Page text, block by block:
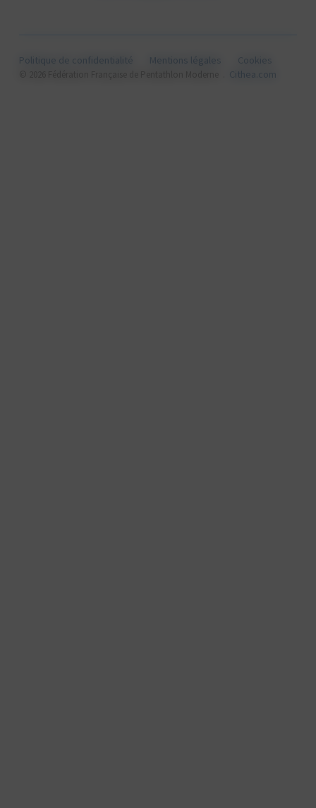
Politique de confidentialité Mentions légales Cookies
Cithea.com